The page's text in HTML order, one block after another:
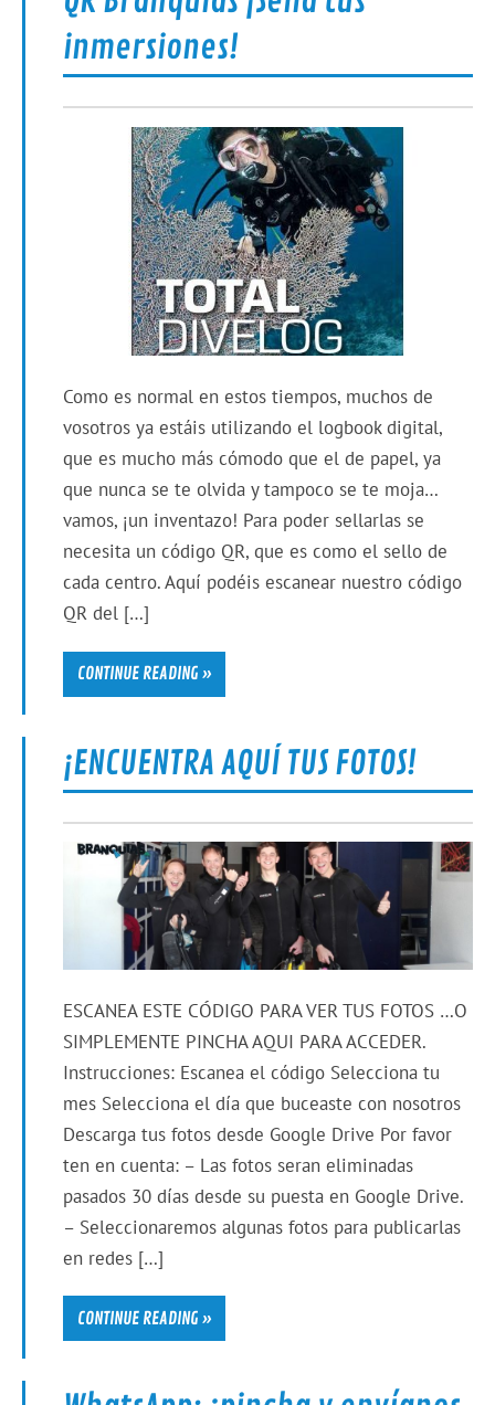
inmersiones!
Como es normal en estos tiempos, muchos de
vosotros ya estáis utilizando el logbook digital,
que es mucho más cómodo que el de papel, ya
que nunca se te olvida y tampoco se te moja…
vamos, ¡un inventazo! Para poder sellarlas se
necesita un código QR, que es como el sello de
cada centro. Aquí podéis escanear nuestro código
QR del […]
CONTINUE READING »
¡ENCUENTRA AQUÍ TUS FOTOS!
ESCANEA ESTE CÓDIGO PARA VER TUS FOTOS …O
SIMPLEMENTE PINCHA AQUI PARA ACCEDER.
Instrucciones: Escanea el código Selecciona tu
mes Selecciona el día que buceaste con nosotros
Descarga tus fotos desde Google Drive Por favor
ten en cuenta: – Las fotos seran eliminadas
pasados 30 días desde su puesta en Google Drive.
– Seleccionaremos algunas fotos para publicarlas
en redes […]
CONTINUE READING »